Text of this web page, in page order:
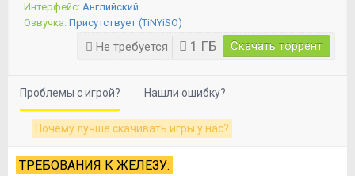
Интерфейс: Английский
Озвучка: Присутствует (TiNYiSO)
Не требуется 1 ГБ Скачать торрент
Проблемы с игрой? Нашли ошибку?
Почему лучше скачивать игры у нас?
ТРЕБОВАНИЯ К ЖЕЛЕЗУ: